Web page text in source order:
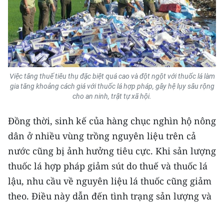
Việc tăng thuế tiêu thụ đặc biệt quá cao và đột ngột với thuốc lá làm
gia tăng khoảng cách giá với thuốc lá hợp pháp, gây hệ lụy sâu rộng
cho an ninh, trật tự xã hội.
Đồng thời, sinh kế của hàng chục nghìn hộ nông
dân ở nhiều vùng trồng nguyên liệu trên cả
nước cũng bị ảnh hưởng tiêu cực. Khi sản lượng
thuốc lá hợp pháp giảm sút do thuế và thuốc lá
lậu, nhu cầu về nguyên liệu lá thuốc cũng giảm
theo. Điều này dẫn đến tình trạng sản lượng và